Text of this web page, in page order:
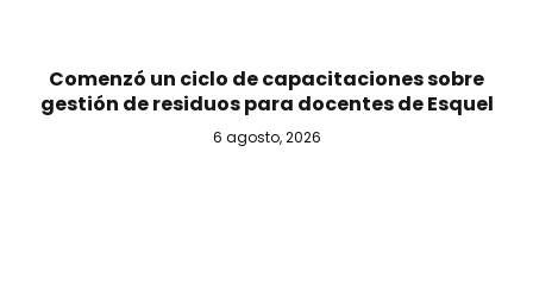
Comenzó un ciclo de capacitaciones sobre
gestión de residuos para docentes de Esquel
6 agosto, 2026